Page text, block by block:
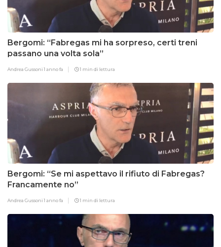
Bergomi: “Fabregas mi ha sorpreso, certi treni
passano una volta sola”
Andrea Gussoni1 anno fa 1 min di lettura
Bergomi: “Se mi aspettavo il rifiuto di Fabregas?
Francamente no”
Andrea Gussoni1 anno fa 1 min di lettura